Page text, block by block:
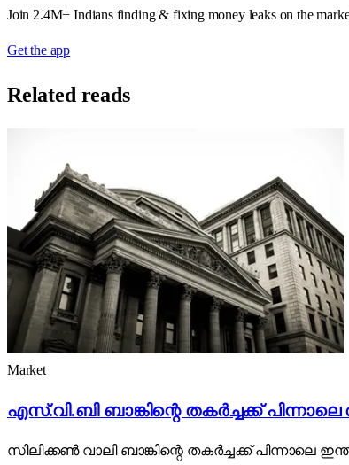
Join 2.4M+ Indians finding & fixing money leaks on the
Get the app
Related reads
Market
എസ്.വി.ബി ബാങ്കിന്റെ തകർച്ചക്ക് പിന്നാലെ
സിലിക്കൺ വാലി ബാങ്കിന്റെ തകർച്ചക്ക് പിന്നാലെ